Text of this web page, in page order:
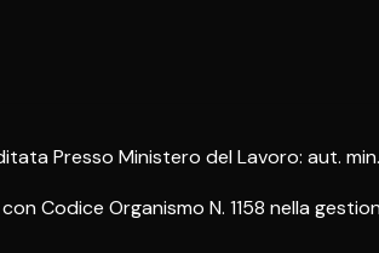
Presso Ministero del Lavoro: aut.
Codice Organismo N. 1158 nella